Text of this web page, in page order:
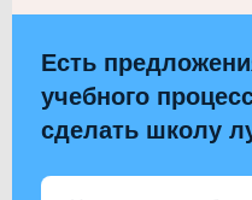
Есть
учебного
сделать школу